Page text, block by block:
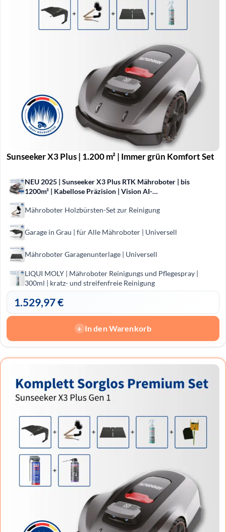
Sunseeker X3 Plus | 1.200 m² | Immer grün Komfort Set
NEU 2025 | Sunseeker X3 Plus RTK Mähroboter | bis
1200m² | Kabellose Präzision | Vision AI-
Mähroboter Holzbürsten-Set zur Reinigung
Garage in Grau | für Alle Mähroboter | Universell
Mähroboter Garagenunterlage | Universell
LIQUI MOLY | Mähro­boter Reini­gungs und Pfle­ge­spray |
300ml | kratz- und streifenfreie Reinigung
1.529,97€
+ In den Warenkorb